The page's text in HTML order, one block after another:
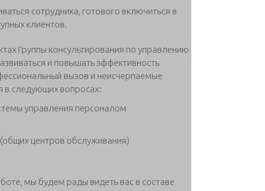
сотрудника, готового включиться в
клиентов.
Группы консультирования по управлению
и повышать эффективность
вызов и неисчерпаемые
в следующих вопросах:
управления персоналом
центров обслуживания)
мы будем рады видеть вас в составе